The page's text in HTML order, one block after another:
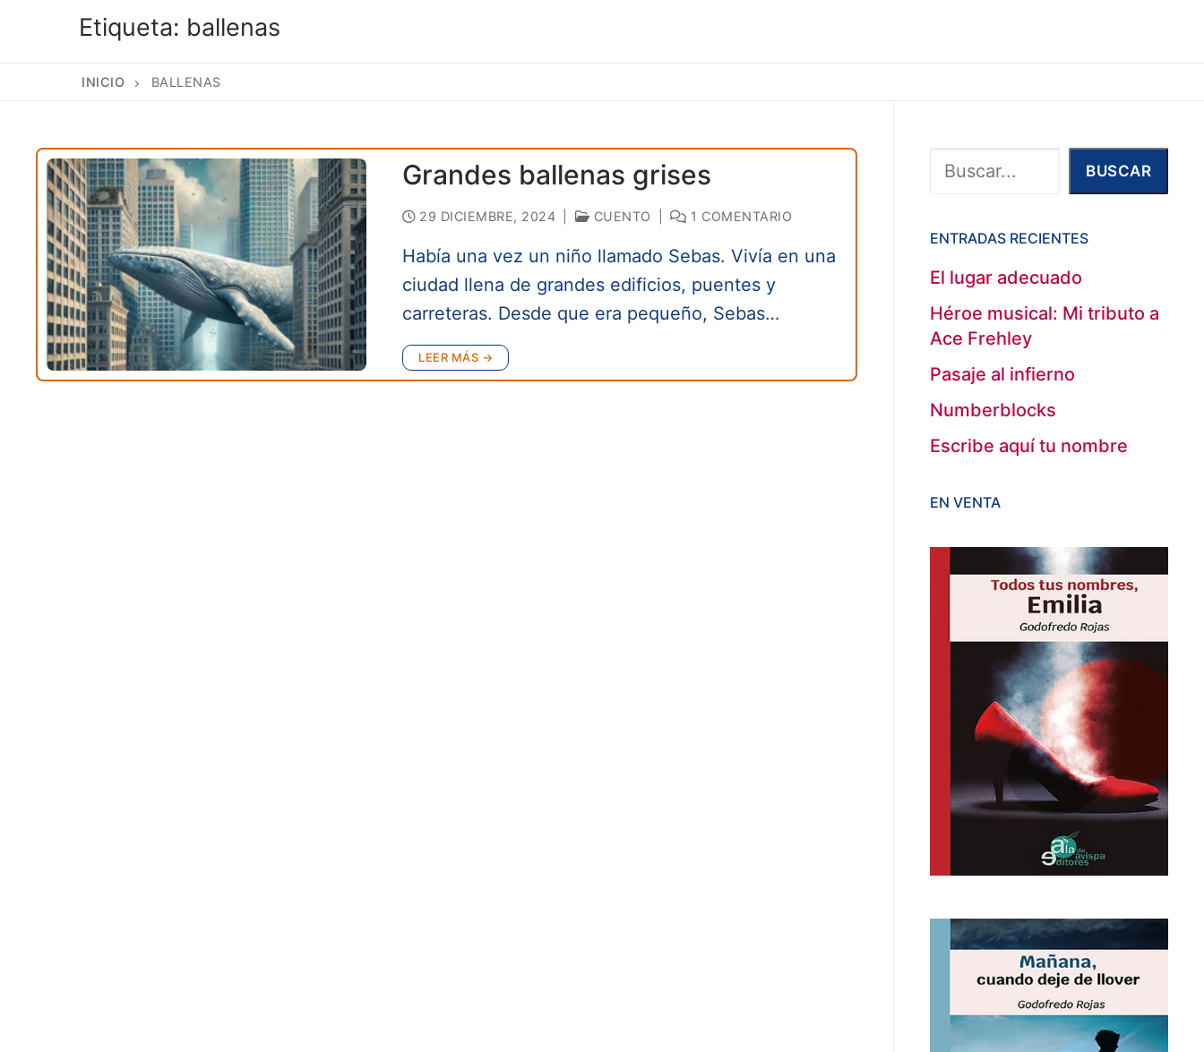
Etiqueta: ballenas
INICIO BALLENAS
Grandes ballenas grises
29 DICIEMBRE, 2024 CUENTO 1 COMENTARIO
Había una vez un niño llamado Sebas. Vivía en una
ciudad llena de grandes edificios, puentes y
carreteras. Desde que era pequeño, Sebas…
LEER MÁS →
Buscar BUSCAR
ENTRADAS RECIENTES
El lugar adecuado
Héroe musical: Mi tributo a
Ace Frehley
Pasaje al infierno
Numberblocks
Escribe aquí tu nombre
EN VENTA